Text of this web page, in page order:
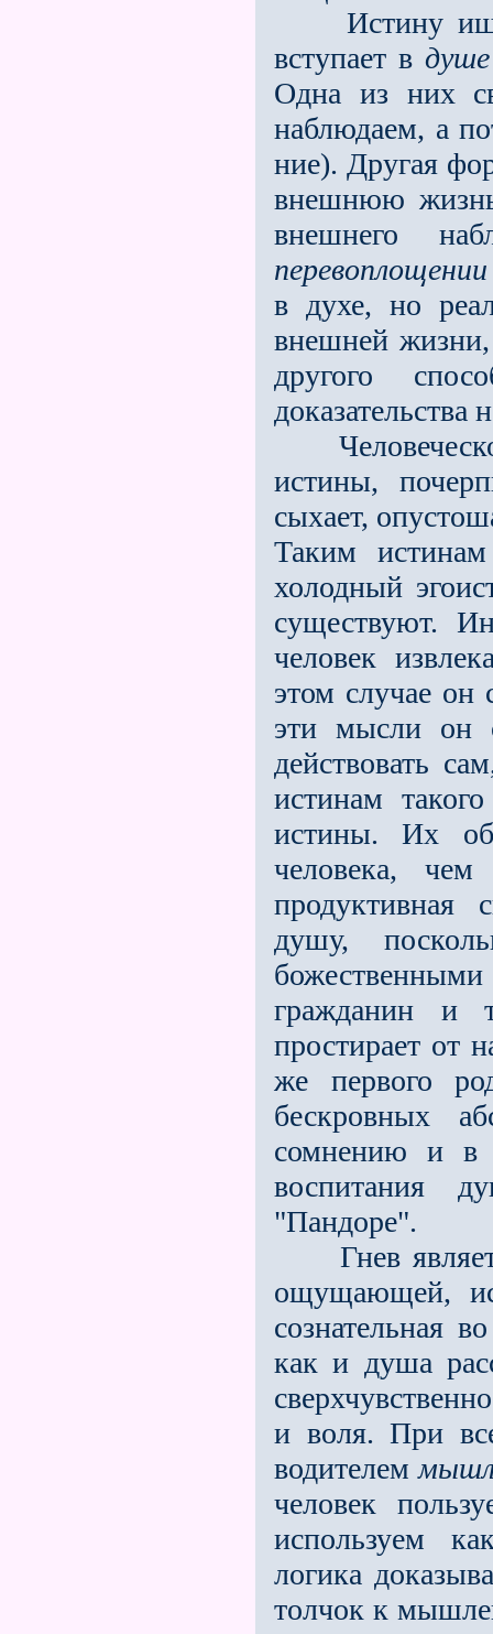
Истину
вступает в
Одна из них
наблюдаем, а
ние). Другая
внешнюю
внешнего
перевоплощении
в духе, но
внешней жизни,
другого
доказательства
истины,
сыхает,
Таким
холодный
существуют.
человек
этом случае он
эти мысли он
действовать
истинам
истины. Их
человека,
душу,
гражданин и
простирает от
же первого
бескровных
сомнению и в
воспитания
"Пандоре".
Гнев
ощущающей,
сознательная
как и душа
и воля. При
водителем
человек
используем
логика
толчок к